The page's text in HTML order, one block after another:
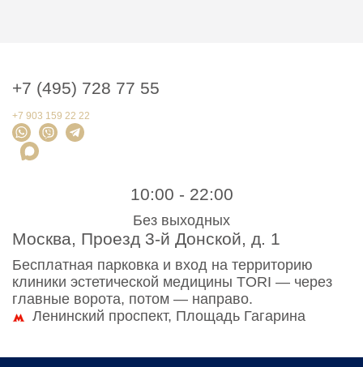
+7 (495) 728 77 55
+7 903 159 22 22
10:00 - 22:00
Без выходных
Москва, Проезд 3-й Донской, д. 1
Бесплатная парковка и вход на территорию
клиники эстетической медицины TORI — через
главные ворота, потом — направо.
Ленинский проспект, Площадь Гагарина